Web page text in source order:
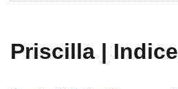
Priscilla | Indice